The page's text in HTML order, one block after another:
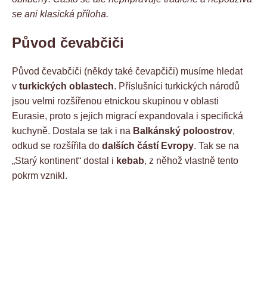
se ani klasická příloha.
Původ čevabčiči
Původ čevabčiči (někdy také čevapčiči) musíme hledat
v turkických oblastech. Příslušníci turkických národů
jsou velmi rozšířenou etnickou skupinou v oblasti
Eurasie, proto s jejich migrací expandovala i specifická
kuchyně. Dostala se tak i na Balkánský poloostrov,
odkud se rozšířila do dalších částí Evropy. Tak se na
„Starý kontinent“ dostal i kebab, z něhož vlastně tento
pokrm vznikl.